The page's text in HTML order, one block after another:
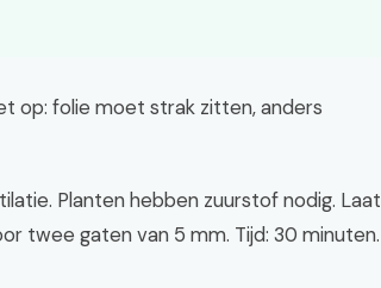
op: folie moet strak zitten, anders
Planten hebben zuurstof nodig. Laat
twee gaten van 5 mm. Tijd: 30 minuten.